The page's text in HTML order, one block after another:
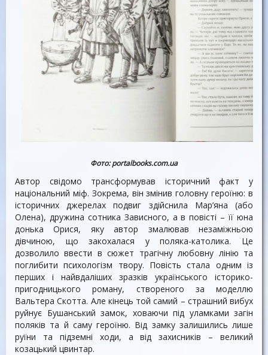
Фото: portalbooks.com.ua
Автор свідомо трансформував історичний факт у
національний міф. Зокрема, він змінив головну героїню: в
історичних джерелах подвиг здійснила Мар’яна (або
Олена), дружина сотника Зависного, а в повісті – її юна
донька Орися, яку автор змалював незаміжньою
дівчиною, що закохалася у поляка-католика. Це
дозволило ввести в сюжет трагічну любовну лінію та
поглибити психологізм твору. Повість стала одним із
перших і найвдаліших зразків українського історико-
пригодницького роману, створеного за моделлю
Вальтера Скотта. Але кінець той самий – страшний вибух
руйнує Бушанський замок, ховаючи під уламками загін
поляків та й саму героїню. Від замку залишились лише
руїни та підземні ходи, а від захисників – великий
козацький цвинтар.